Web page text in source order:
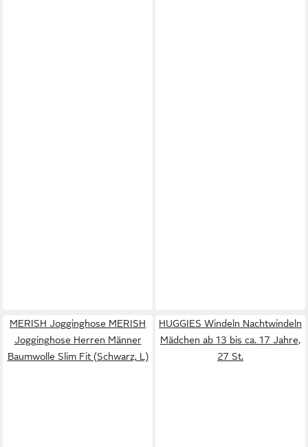
MERISH Jogginghose MERISH
Jogginghose Herren Männer
Baumwolle Slim Fit (Schwarz, L)
HUGGIES Windeln Nachtwindeln
Mädchen ab 13 bis ca. 17 Jahre,
27 St.